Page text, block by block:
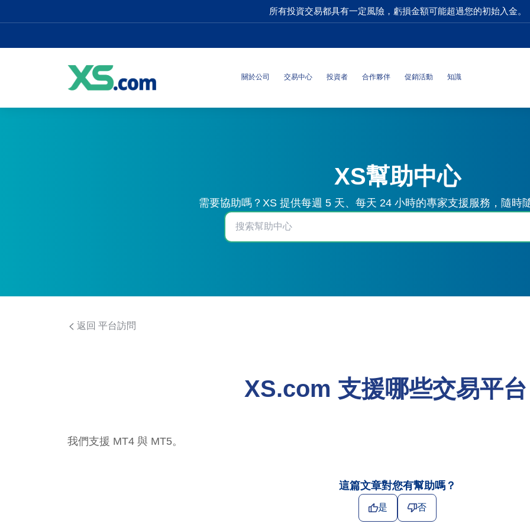
所有投資交易都具有一定風險，虧損金額可能超過您的初始入金。
關於公司 交易中心 投資者 合作夥伴 促銷活動 知識
XS幫助中心
需要協助嗎？XS 提供每週 5 天、每天 24 小時的專家支援服務，隨時
返回 平台訪問
XS.com 支援哪些交易平
我們支援 MT4 與 MT5。
這篇文章對您有幫助嗎？
是 否